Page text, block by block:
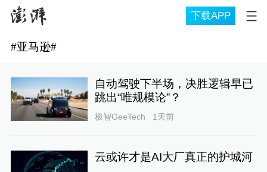
下载APP
#亚马逊#
自动驾驶下半场，决胜逻辑早已
跳出“唯规模论”？
极智GeeTech 1天前
云或许才是AI大厂真正的护城河